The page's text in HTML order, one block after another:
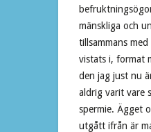
mänskliga och
tillsammans
vistats i, format
den jag just nu
aldrig varit vare
spermie. Ägget
utgått ifrån är